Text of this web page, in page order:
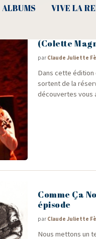
ALBUMS VIVE LA
(Colette
par Claude Juliette
Dans cette
sortent de la
décou­vertes vous
Comme Ça
épisode
par Claude Juliette
Nous met­tons un